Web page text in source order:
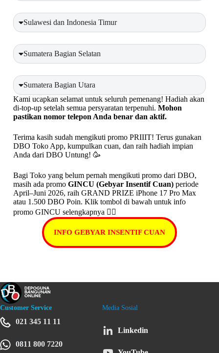
Sulawesi dan Indonesia Timur
Sumatera Bagian Selatan
Sumatera Bagian Utara
Kami ucapkan selamat untuk seluruh pemenang! Hadiah akan
di-top-up setelah semua persyaratan terpenuhi. Mohon
pastikan nomor telepon Anda benar dan aktif.
Terima kasih sudah mengikuti promo PRIIIT! Terus gunakan
DBO Toko App, kumpulkan cuan, dan raih hadiah impian
Anda dari DBO Untung! 🥳
Bagi Toko yang belum pernah mengikuti promo dari DBO,
masih ada promo GINCU (Gebyar Insentif Cuan)periode
April–Juni 2026, raih GRAND PRIZE iPhone 17 Pro Max
atau 1.500 DBO Poin. Klik tombol di bawah untuk info
promo GINCU selengkapnya 👇🏼
INFO GEBYAR INSENTIF CUAN
Customer Service
021 345 11 11
0811 800 7220
Media Sosial
Linkedin